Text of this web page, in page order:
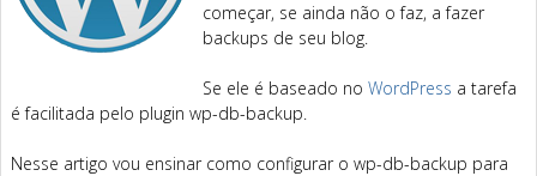
começar, se ainda não o faz, a fazer
backups de seu blog.
Se ele é baseado no WordPress a tarefa
é facilitada pelo plugin wp-db-backup.
Nesse artigo vou ensinar como configurar o wp-db-backup para